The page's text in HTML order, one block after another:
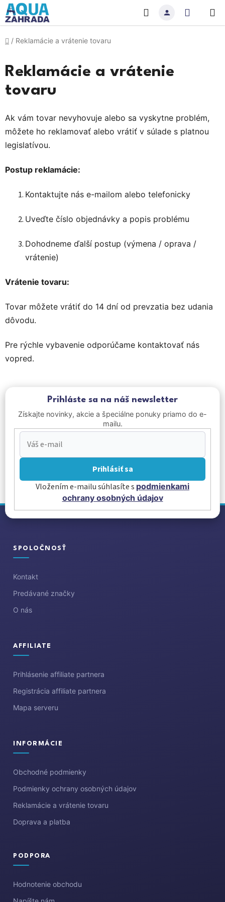
Prejsť
na
obsah
Hľadať
KOŠÍK
Domov
/ Reklamácie a vrátenie tovaru
Reklamácie a vrátenie
tovaru
Ak vám tovar nevyhovuje alebo sa vyskytne problém,
môžete ho reklamovať alebo vrátiť v súlade s platnou
legislatívou.
Postup reklamácie:
Kontaktujte nás e-mailom alebo telefonicky
Uveďte číslo objednávky a popis problému
Dohodneme ďalší postup (výmena / oprava /
vrátenie)
Vrátenie tovaru:
Tovar môžete vrátiť do 14 dní od prevzatia bez udania
dôvodu.
Pre rýchle vybavenie odporúčame kontaktovať nás
vopred.
Prihláste sa na náš newsletter
Získajte novinky, akcie a špeciálne ponuky priamo do e-
mailu.
Prihlásiť sa
Vložením e-mailu súhlasíte s podmienkami
ochrany osobných údajov
Z
SPOLOČNOSŤ
Kontakt
Predávané značky
O nás
AFFILIATE
Prihlásenie affiliate partnera
Registrácia affiliate partnera
Mapa serveru
INFORMÁCIE
Obchodné podmienky
Podmienky ochrany osobných údajov
Reklamácie a vrátenie tovaru
Doprava a platba
PODPORA
Hodnotenie obchodu